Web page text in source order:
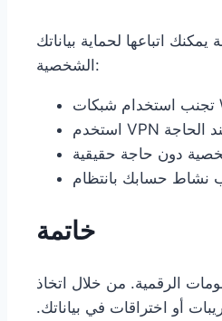
اتباعها لحماية بياناتك
الشخصية:
خاتمة
الرقمية. من خلال اتخاذ
أو اختراقات في بياناتك.